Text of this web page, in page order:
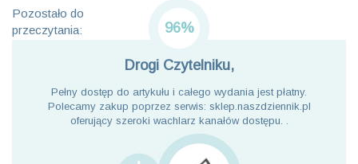
Pozostało do
przeczytania:
96%
Drogi Czytelniku,
Pełny dostęp do artykułu i całego wydania jest płatny.
Polecamy zakup poprzez serwis: sklep.naszdziennik.pl
oferujący szeroki wachlarz kanałów dostępu. .